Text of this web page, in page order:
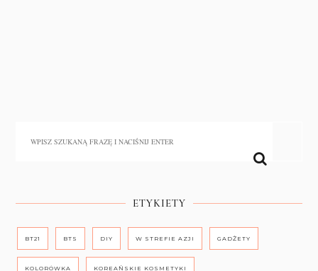
ETYKIETY
BT21 BTS DIY W STREFIE AZJI GADŻETY
KOLORÓWKA KOREAŃSKIE KOSMETYKI